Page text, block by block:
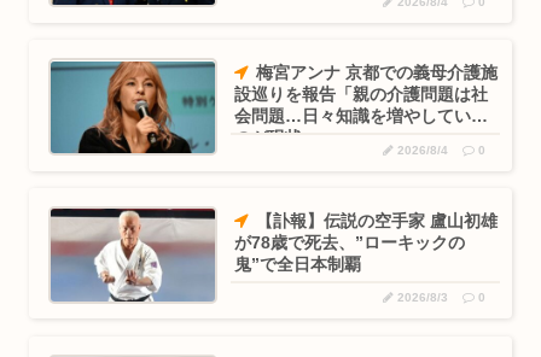
梅宮アンナ 京都での義母介護施
設巡りを報告「親の介護問題は社
会問題…日々知識を増やしている
のが現状」
2026/8/4 0
【訃報】伝説の空手家 盧山初雄
が78歳で死去、”ローキックの
鬼”で全日本制覇
2026/8/3 0